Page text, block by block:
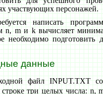
участвующих персонажей.
написать
n, m и k вычисляет
необходимо подготовить
данные
файл INPUT.TXT
три целых числа: n,